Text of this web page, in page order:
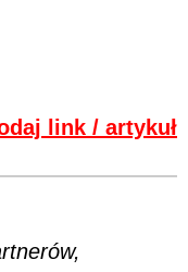
link / artykuł